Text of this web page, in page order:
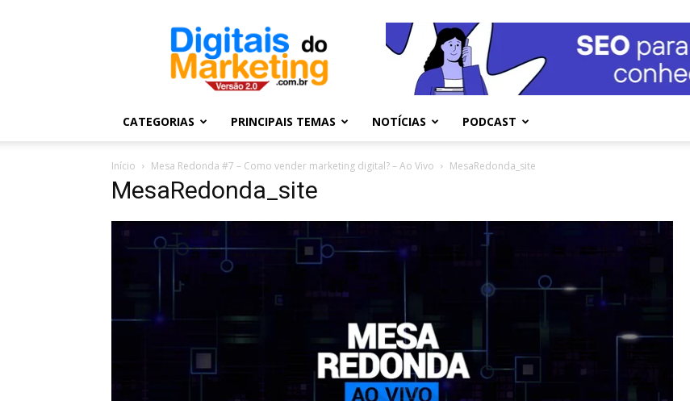
Digitais
Marketing
CATEGORIAS PRINCIPAIS TEMAS NOTÍCIAS PODCAST
Início Mesa Redonda #7 – Como vender marketing digital? – Ao Vivo MesaRedonda_site
MesaRedonda_site